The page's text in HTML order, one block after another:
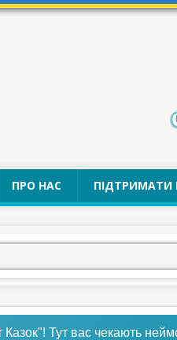
ПРО НАС ПІДТРИМАТИ
Тут вас чекають